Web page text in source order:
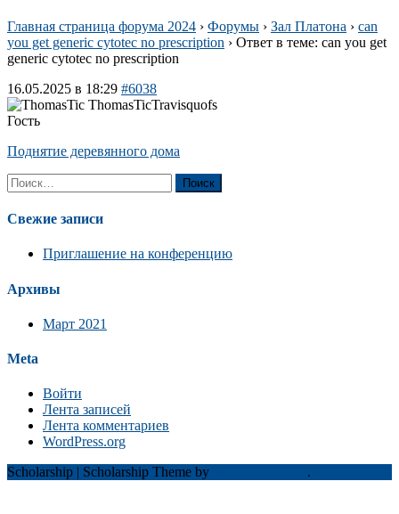
Главная страница форума 2024 › Форумы › Зал Платона › can
you get generic cytotec no prescription › Ответ в теме: can you get
generic cytotec no prescription
16.05.2025 в 18:29 #6038
Travisquofs
Гость
Поднятие деревянного дома
Найти:
Свежие записи
Приглашение на конференцию
Архивы
Март 2021
Meta
Войти
Лента записей
Лента комментариев
WordPress.org
Scholarship
Scholarship Theme by .